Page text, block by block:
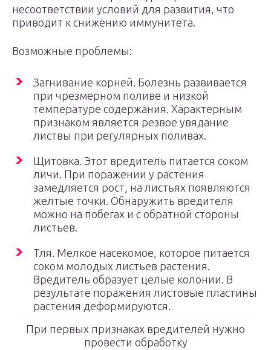
несоответствии условий для развития, что
приводит к снижению иммунитета.
Возможные проблемы:
Загнивание корней. Болезнь развивается
при чрезмерном поливе и низкой
температуре содержания. Характерным
признаком является резвое увядание
листвы при регулярных поливах.
Щитовка. Этот вредитель питается соком
личи. При поражении у растения
замедляется рост, на листьях появляются
желтые точки. Обнаружить вредителя
можно на побегах и с обратной стороны
листьев.
Тля. Мелкое насекомое, которое питается
соком молодых листьев растения.
Вредитель образует целые колонии. В
результате поражения листовые пластины
растения деформируются.
При первых признаках вредителей нужно
провести обработку